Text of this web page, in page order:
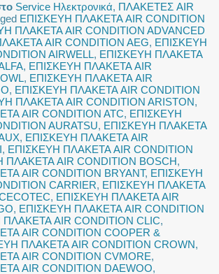
Service Ηλεκτρονικά, ΠΛΑΚΕΤΕΣ AIR
ΕΠΙΣΚΕΥΗ ΠΛΑΚΕΤΑ AIR CONDITION
ΠΛΑΚΕΤΑ AIR CONDITION ADVANCED
AIR CONDITION AEG, ΕΠΙΣΚΕΥΗ
AIRWELL, ΕΠΙΣΚΕΥΗ ΠΛΑΚΕΤΑ
, ΕΠΙΣΚΕΥΗ ΠΛΑΚΕΤΑ AIR
, ΕΠΙΣΚΕΥΗ ΠΛΑΚΕΤΑ AIR
, ΕΠΙΣΚΕΥΗ ΠΛΑΚΕΤΑ AIR CONDITION
ΠΛΑΚΕΤΑ AIR CONDITION ARISTON,
AIR CONDITION ATC, ΕΠΙΣΚΕΥΗ
AURATSU, ΕΠΙΣΚΕΥΗ ΠΛΑΚΕΤΑ
, ΕΠΙΣΚΕΥΗ ΠΛΑΚΕΤΑ AIR
, ΕΠΙΣΚΕΥΗ ΠΛΑΚΕΤΑ AIR CONDITION
ΠΛΑΚΕΤΑ AIR CONDITION BOSCH,
AIR CONDITION BRYANT, ΕΠΙΣΚΕΥΗ
CARRIER, ΕΠΙΣΚΕΥΗ ΠΛΑΚΕΤΑ
, ΕΠΙΣΚΕΥΗ ΠΛΑΚΕΤΑ AIR
, ΕΠΙΣΚΕΥΗ ΠΛΑΚΕΤΑ AIR CONDITION
AIR CONDITION CLIC,
AIR CONDITION COOPER &
ΠΛΑΚΕΤΑ AIR CONDITION CROWN,
AIR CONDITION CVMORE,
AIR CONDITION DAEWOO,